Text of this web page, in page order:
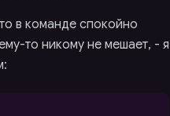
в команде спокойно
то никому не мешает, - я